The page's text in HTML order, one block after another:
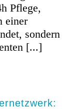
Pflege,
einer
sondern
[...]